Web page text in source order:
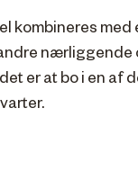
kombineres med
nærliggende
er at bo i en af